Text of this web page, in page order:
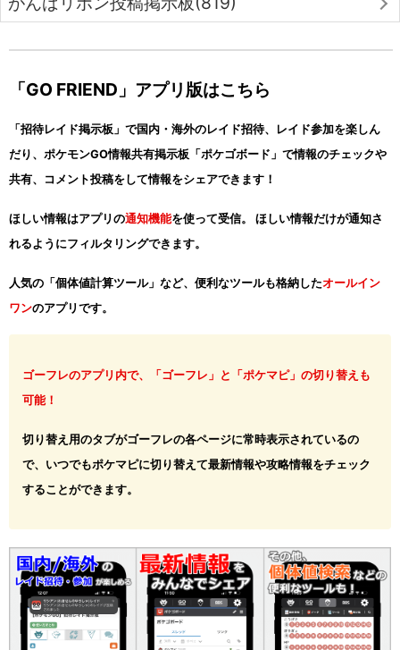
「GO FRIEND」アプリ版はこちら
「招待レイド掲示板」で国内・海外のレイド招待、レイド参加を楽しん
だり、ポケモンGO情報共有掲示板「ポケゴボード」で情報のチェックや
共有、コメント投稿をして情報をシェアできます！
ほしい情報はアプリの通知機能を使って受信。 ほしい情報だけが通知さ
れるようにフィルタリングできます。
人気の「個体値計算ツール」など、便利なツールも格納したオールイン
ワンのアプリです。
ゴーフレのアプリ内で、「ゴーフレ」と「ポケマピ」の切り替えも
可能！
切り替え用のタブがゴーフレの各ページに常時表示されているの
で、いつでもポケマピに切り替えて最新情報や攻略情報をチェック
することができます。